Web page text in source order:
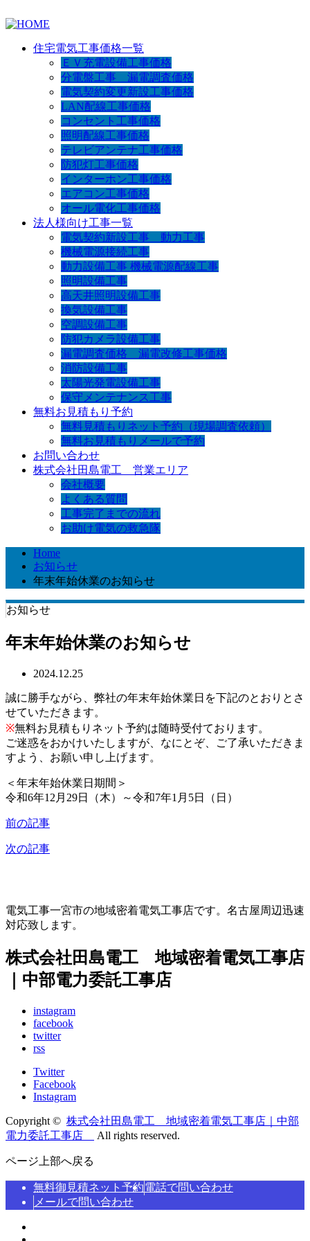
住宅電気工事価格一覧
ＥＶ充電設備工事価格
分電盤工事 漏電調査価格
電気契約変更新設工事価格
LAN配線工事価格
コンセント工事価格
照明配線工事価格
テレビアンテナ工事価格
防犯灯工事価格
インターホン工事価格
エアコン工事価格
オール電化工事価格
法人様向け工事一覧
電気契約新設工事 動力工事
機械電源接続工事
動力設備工事 機械電源配線工事
照明設備工事
高天井照明設備工事
換気設備工事
空調設備工事
防犯カメラ設備工事
漏電調査価格 漏電改修工事価格
消防設備工事
太陽光発電設備工事
保守メンテナンス工事
無料お見積もり予約
無料見積もりネット予約（現場調査依頼）
無料お見積もりメールで予約
お問い合わせ
株式会社田島電工 営業エリア
会社概要
よくある質問
工事完了までの流れ
お助け電気の救急隊
Home
お知らせ
年末年始休業のお知らせ
お知らせ
年末年始休業のお知らせ
2024.12.25
誠に勝手ながら、弊社の年末年始休業日を下記のとおりとさ
せていただきます。
※無料お見積もりネット予約は随時受付ております。
ご迷惑をおかけいたしますが、なにとぞ、ご了承いただきま
すよう、お願い申し上げます。
＜年末年始休業日期間＞
令和6年12月29日（木）～令和7年1月5日（日）
前の記事
次の記事
電気工事一宮市の地域密着電気工事店です。名古屋周辺迅速
対応致します。
株式会社田島電工 地域密着電気工事店
｜中部電力委託工事店
instagram
facebook
twitter
rss
Twitter
Facebook
Instagram
Copyright © 株式会社田島電工 地域密着電気工事店｜中部
電力委託工事店
All rights reserved.
ページ上部へ戻る
無料御見積ネット予約電話で問い合わせ
メールで問い合わせ